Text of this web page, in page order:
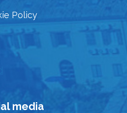
Policy
media